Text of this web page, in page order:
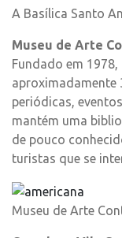
A Basílica Santo
Museu de Arte
Fundado em
aproximadamente
periódicas,
mantém uma
de pouco
turistas que se
Museu de Arte